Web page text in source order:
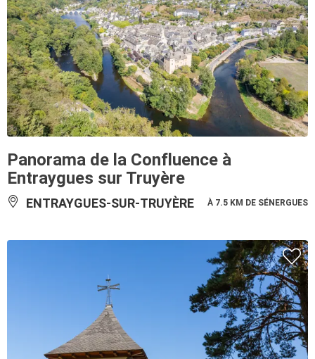
Panorama de la Confluence à
Entraygues sur Truyère
ENTRAYGUES-SUR-TRUYÈRE À 7.5 KM DE SÉNERGUES